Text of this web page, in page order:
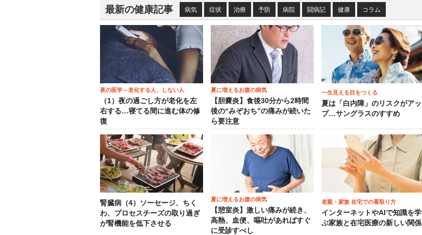
最新の健康記事 病気 症状 治療 予防 病院 闘病記 健康 コラム
夜の医学～老化する人、しない人
（1）夜の過ごし方が老化を左
右する…寝てる間に進む体の修
復
夏に増えるお腹の病気
【胆嚢炎】食後30分から2時間
後の“みぞおち”の痛みが続いた
ら要注意
一生見える目をつくる
夏は「白内障」のリスクがアッ
プ…サングラスのすすめ
腎臓病（4）ソーセージ、ちく
わ、プロセスチーズの取り過ぎ
が腎機能を低下させる
夏に増えるお腹の病気
【憩室炎】激しい痛みが続き、
高熱、血便、嘔吐があればすぐ
に受診すべし
老親・家族 在宅での看取り方
インターネットやAIで知識を学
ぶ家族と在宅医療の新しい関係